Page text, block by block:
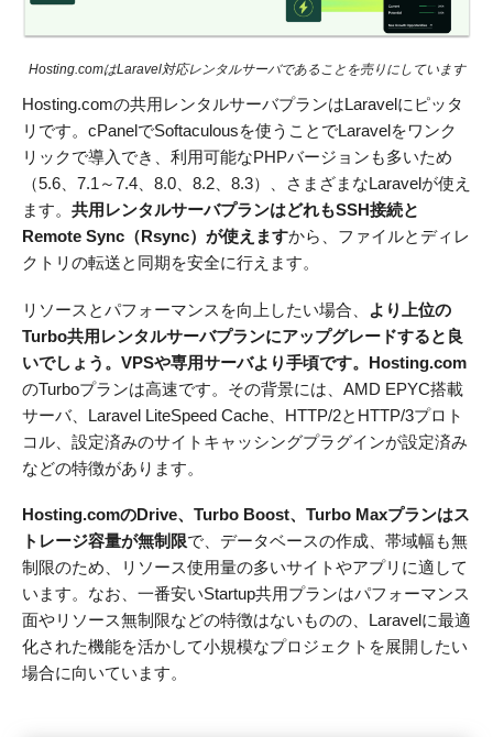
Hosting.comはLaravel対応レンタルサーバであることを売りにしています
Hosting.comの共用レンタルサーバプランはLaravelにピッタ
リです。cPanelでSoftaculousを使うことでLaravelをワンク
リックで導入でき、利用可能なPHPバージョンも多いため
（5.6、7.1～7.4、8.0、8.2、8.3）、さまざまなLaravelが使え
ます。 共用レンタルサーバプランはどれもSSH接続と
Remote Sync（Rsync）が使えますから、ファイルとディレ
クトリの転送と同期を安全に行えます。
リソースとパフォーマンスを向上したい場合、
より上位の
Turbo共用レンタルサーバプランにアップグレードすると良
いでしょう。VPSや専用サーバより手頃です。Hosting.com
のTurboプランは高速です。その背景には、AMD EPYC搭載
サーバ、Laravel LiteSpeed Cache、HTTP/2とHTTP/3プロト
コル、設定済みのサイトキャッシングプラグインが設定済み
などの特徴があります。
Hosting.comのDrive、Turbo Boost、Turbo Maxプランはス
トレージ容量が無制限で、データベースの作成、帯域幅も無
制限のため、リソース使用量の多いサイトやアプリに適して
います。なお、一番安いStartup共用プランはパフォーマンス
面やリソース無制限などの特徴はないものの、Laravelに最適
化された機能を活かして小規模なプロジェクトを展開したい
場合に向いています。